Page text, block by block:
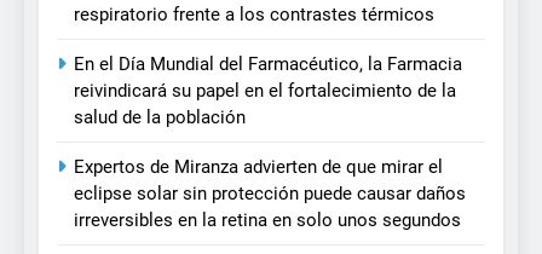
respiratorio frente a los contrastes térmicos
En el Día Mundial del Farmacéutico, la Farmacia
reivindicará su papel en el fortalecimiento de la
salud de la población
Expertos de Miranza advierten de que mirar el
eclipse solar sin protección puede causar daños
irreversibles en la retina en solo unos segundos